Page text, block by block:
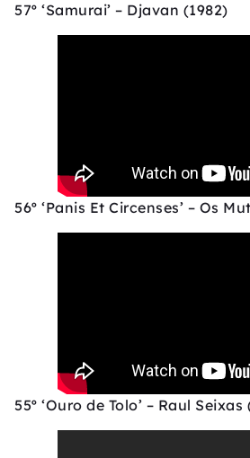
57º ‘Samurai’ – Djavan (1982)
56º ‘Panis Et Circenses’ – Os
55º ‘Ouro de Tolo’ – Raul Seixas